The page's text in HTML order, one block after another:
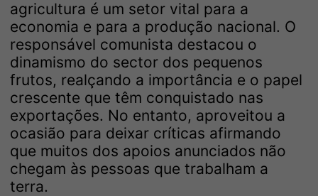
agricultura é um setor vital para a
economia e para a produção nacional. O
responsável comunista destacou o
dinamismo do sector dos pequenos
frutos, realçando a importância e o papel
crescente que têm conquistado nas
exportações. No entanto, aproveitou a
ocasião para deixar críticas afirmando
que muitos dos apoios anunciados não
chegam às pessoas que trabalham a
terra.